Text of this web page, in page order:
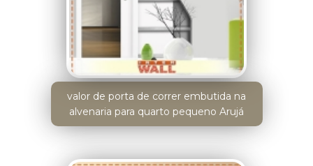
valor de porta de correr embutida na
alvenaria para quarto pequeno Arujá